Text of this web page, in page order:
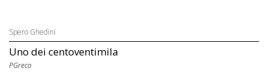
Spero Ghedini
Uno dei centoventimila
PGreco